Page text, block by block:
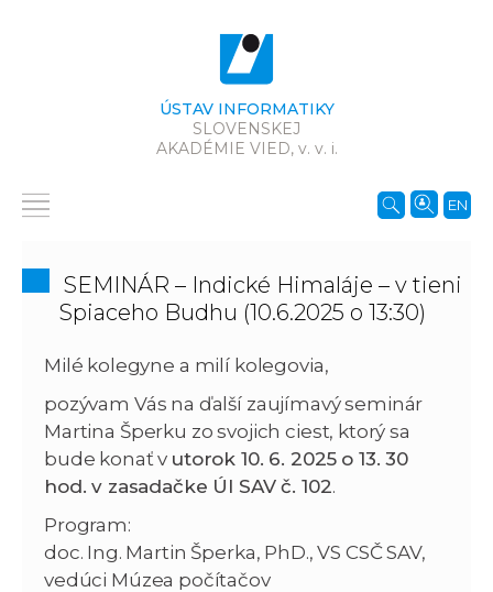
ÚSTAV INFORMATIKY
SLOVENSKEJ
AKADÉMIE VIED, v. v. i.
EN
SEMINÁR – Indické Himaláje – v tieni
Spiaceho Budhu (10.6.2025 o 13:30)
Milé kolegyne a milí kolegovia,
pozývam Vás na ďalší zaujímavý seminár
Martina Šperku zo svojich ciest, ktorý sa
bude konať v utorok 10. 6. 2025 o 13. 30
hod. v zasadačke ÚI SAV č. 102.
Program:
doc. Ing. Martin Šperka, PhD., VS CSČ SAV,
vedúci Múzea počítačov